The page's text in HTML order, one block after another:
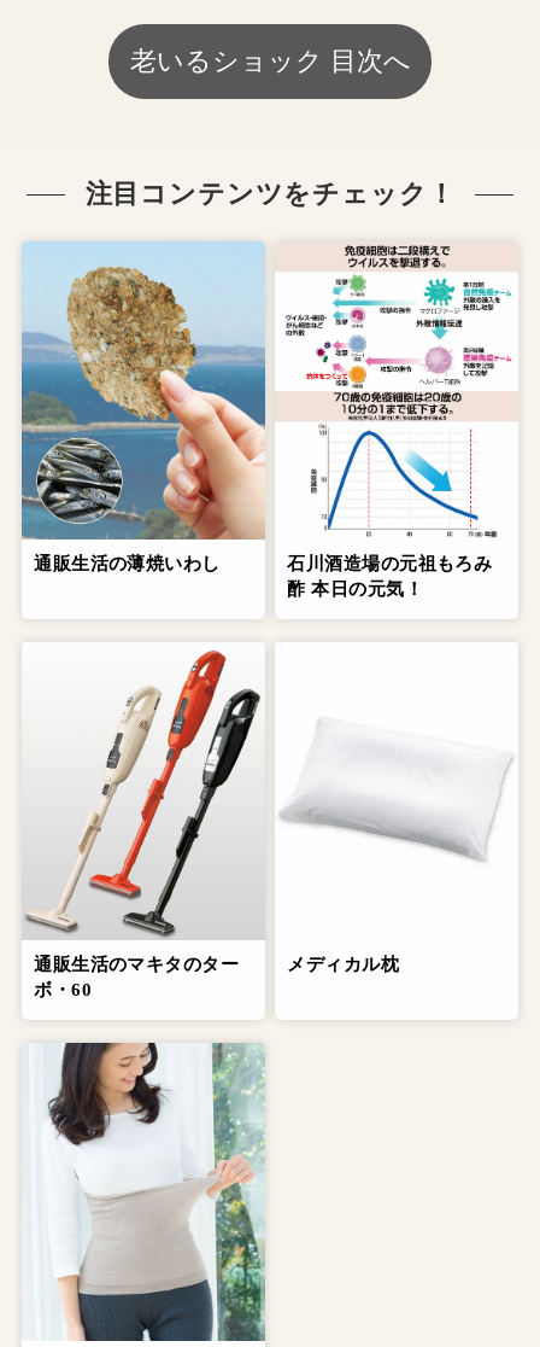
老いるショック 目次へ
注目コンテンツをチェック！
通販生活の薄焼いわし
石川酒造場の元祖もろみ
酢 本日の元気！
通販生活のマキタのター
ボ・60
メディカル枕